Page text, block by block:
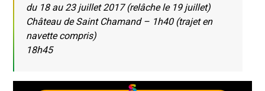
du 18 au 23 juillet 2017 (relâche le 19 juillet)
Château de Saint Chamand – 1h40 (trajet en
navette compris)
18h45